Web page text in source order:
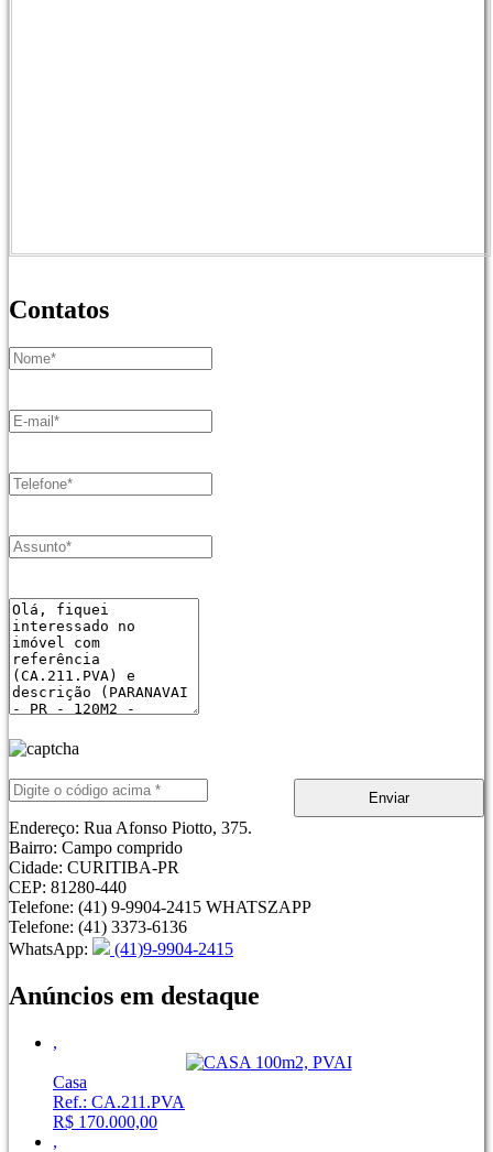
Contatos
Enviar
Endereço: Rua Afonso Piotto, 375.
Bairro: Campo comprido
Cidade: CURITIBA-PR
CEP: 81280-440
Telefone: (41) 9-9904-2415 WHATSZAPP
Telefone: (41) 3373-6136
WhatsApp: (41)9-9904-2415
Anúncios em destaque
,
Casa
Ref.: CA.211.PVA
R$ 170.000,00
,